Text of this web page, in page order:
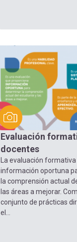
Evaluación
docentes
La evaluación
información oportuna
la comprensión actual
las áreas a mejorar.
conjunto de prácticas
el...